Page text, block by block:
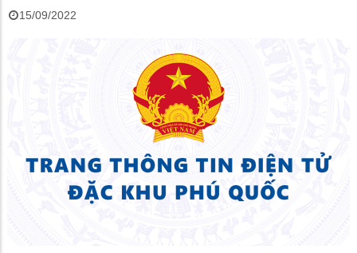
15/09/2022